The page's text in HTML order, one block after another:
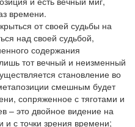
времени.
от своей судьбы на
над своей судьбой,
содержания
тот вечный и неизменный
становление во
смешным будет
сопряженное с тяготами и
– это двойное видение на
и с точки зрения времени;